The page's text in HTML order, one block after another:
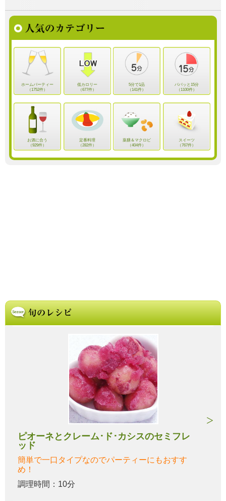
ホームパーティー
（1752件）
低カロリー
（677件）
5分で1品
（141件）
パパッと15分
（1100件）
お酒に合う
（929件）
定番料理
（282件）
薬膳＆マクロビ
（404件）
スイーツ
（767件）
ピオーネとクレーム･ド･カシスのセミフレ
ッド
簡単で一口タイプなのでパーティーにもおすす
め！
調理時間：10分